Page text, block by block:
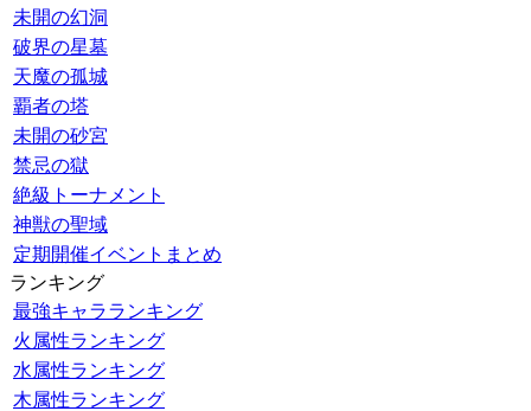
未開の幻洞
破界の星墓
天魔の孤城
覇者の塔
未開の砂宮
禁忌の獄
絶級トーナメント
神獣の聖域
定期開催イベントまとめ
ランキング
最強キャラランキング
火属性ランキング
水属性ランキング
木属性ランキング